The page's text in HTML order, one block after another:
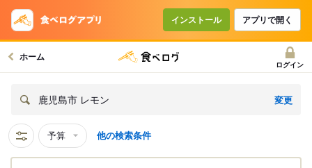
インストール アプリで開く
ホーム
ログイン
鹿児島市 レモン 変更
予算 他の検索条件